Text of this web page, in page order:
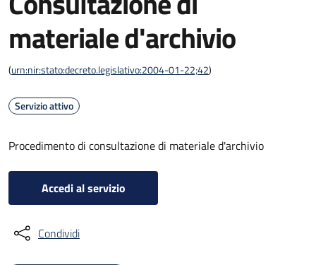
materiale d'archivio
(urn:nir:stato:decreto.legislativo:2004-01-22;42)
Servizio attivo
Procedimento di consultazione di materiale d'archivio
Accedi al servizio
Condividi